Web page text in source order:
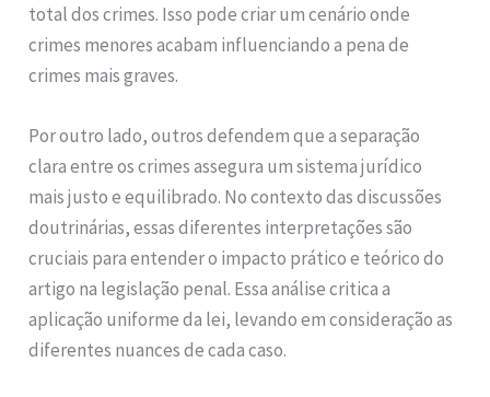
total dos crimes. Isso pode criar um cenário onde
crimes menores acabam influenciando a pena de
crimes mais graves.
Por outro lado, outros defendem que a separação
clara entre os crimes assegura um sistema jurídico
mais justo e equilibrado. No contexto das discussões
doutrinárias, essas diferentes interpretações são
cruciais para entender o impacto prático e teórico do
artigo na legislação penal. Essa análise critica a
aplicação uniforme da lei, levando em consideração as
diferentes nuances de cada caso.